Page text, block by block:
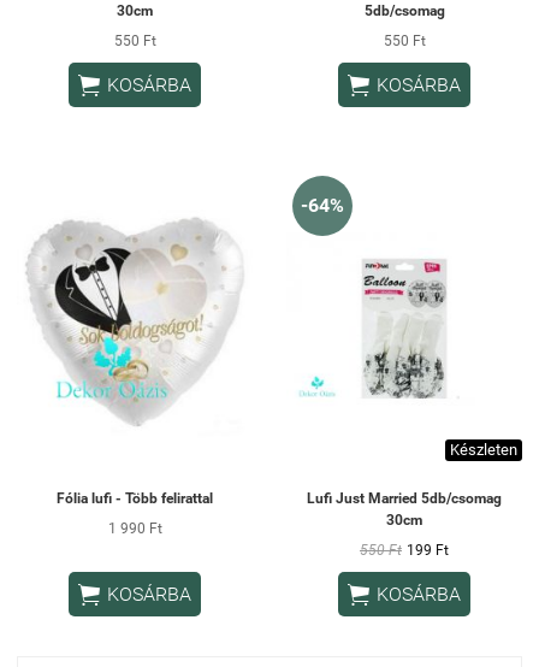
30cm
550 Ft
 KOSÁRBA
5db/csomag
550 Ft
 KOSÁRBA
Fólia lufi - Több felirattal
1 990 Ft
 KOSÁRBA
-64%
Készleten
Lufi Just Married 5db/csomag
30cm
550 Ft 199 Ft
 KOSÁRBA